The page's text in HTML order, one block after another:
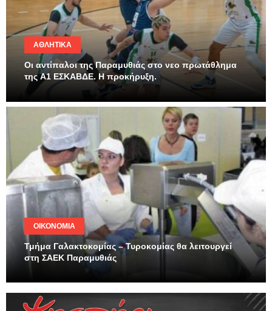
ΑΘΛΗΤΙΚΆ
Οι αντίπαλοι της Παραμυθιάς στο νεο πρωτάθλημα
της A1 ΕΣΚΑΒΔΕ. Η προκήρυξη.
ΟΙΚΟΝΟΜΊΑ
Τμήμα Γαλακτοκομίας – Τυροκομίας θα λειτουργεί
στη ΣΑΕΚ Παραμυθιάς